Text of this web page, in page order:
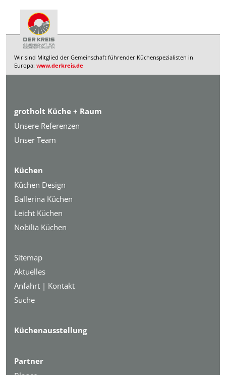
Wir sind Mitglied der Gemeinschaft führender Küchenspezialisten in
Europa: www.derkreis.de
grotholt Küche + Raum
Unsere Referenzen
Unser Team
Küchen
Küchen Design
Ballerina Küchen
Leicht Küchen
Nobilia Küchen
Sitemap
Aktuelles
Anfahrt | Kontakt
Suche
Küchenausstellung
Partner